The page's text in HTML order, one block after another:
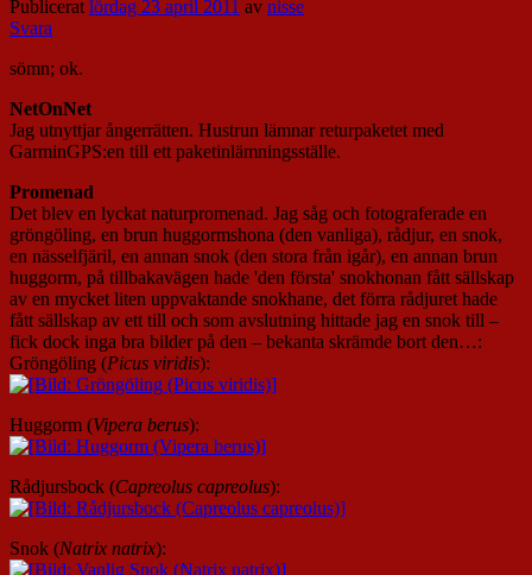
Publicerat lördag 23 april 2011 av nisse
Svara
sömn; ok.
NetOnNet
Jag utnyttjar ångerrätten. Hustrun lämnar returpaketet med
GarminGPS:en till ett paketinlämningsställe.
Promenad
Det blev en lyckat naturpromenad. Jag såg och fotograferade en
gröngöling, en brun huggormshona (den vanliga), rådjur, en snok,
en nässelfjäril, en annan snok (den stora från igår), en annan brun
huggorm, på tillbakavägen hade 'den första' snokhonan fått sällskap
av en mycket liten uppvaktande snokhane, det förra rådjuret hade
fått sällskap av ett till och som avslutning hittade jag en snok till –
fick dock inga bra bilder på den – bekanta skrämde bort den…:
Gröngöling (Picus viridis):
Huggorm (Vipera berus):
Rådjursbock (Capreolus capreolus):
Snok (Natrix natrix):